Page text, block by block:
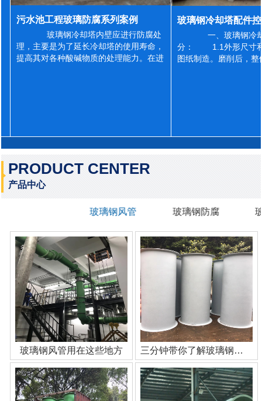
污水池工程玻璃防腐系列案例
玻璃钢冷却塔内壁应进行防腐处
理，主要是为了延长冷却塔的使用寿命，
提高其对各种酸碱物质的处理能力。在进
一、玻璃钢冷
分： 1.1外形尺寸和
图纸制造。磨削后，
PRODUCT CENTER
产品中心
玻璃钢风管 玻璃钢防腐
玻璃钢风管用在这些地方 三分钟带你了解玻璃钢管道